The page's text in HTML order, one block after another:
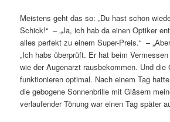
Meistens geht das so: „Du hast schon
Schick!“ – „Ja, ich hab da einen Optiker
alles perfekt zu einem Super-Preis.“ –
„Ich habs überprüft. Er hat beim
wie der Augenarzt rausbekommen. Und die
funktionieren optimal. Nach einem Tag
die gebogene Sonnenbrille mit Gläsern
verlaufender Tönung war einen Tag später